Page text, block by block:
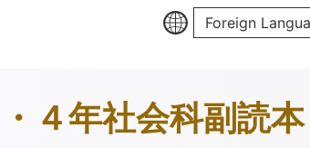
Foreign
４年社会科副読